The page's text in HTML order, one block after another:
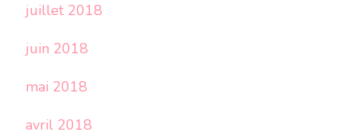
juillet 2018
juin 2018
mai 2018
avril 2018